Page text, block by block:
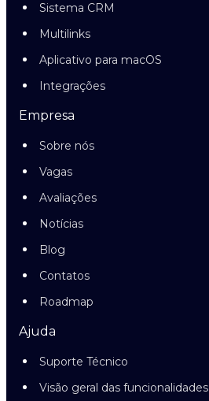
Sistema CRM
Multilinks
Aplicativo para macOS
Integrações
Empresa
Sobre nós
Vagas
Avaliações
Notícias
Blog
Contatos
Roadmap
Ajuda
Suporte Técnico
Visão geral das funcionalidades